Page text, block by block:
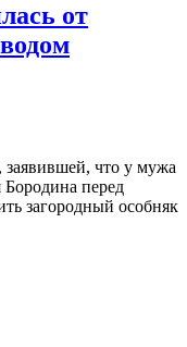
от
что у мужа
Бородина перед
загородный особняк